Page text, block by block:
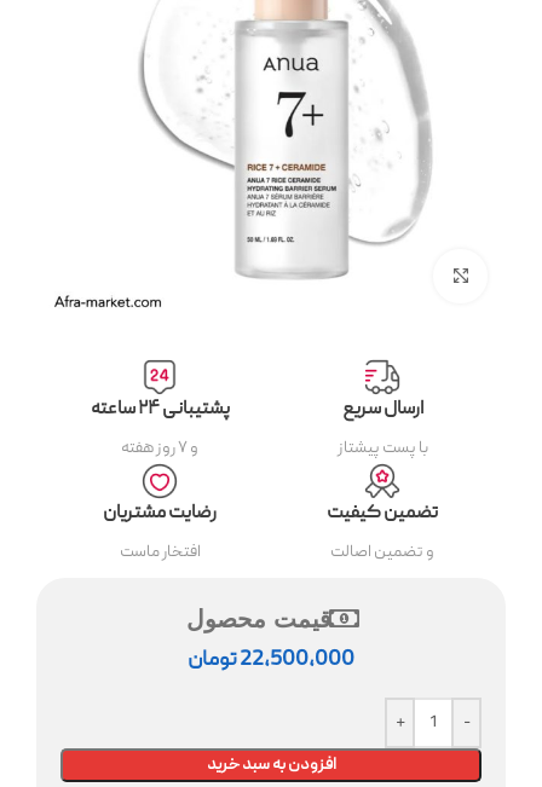
بزرگنمایی تصویر
ارسال سریع
با پست پیشتاز
پشتیبانی ۲۴ ساعته
و ۷ روز هفته
تضمین کیفیت
و تضمین اصالت
رضایت مشتریان
افتخار ماست
قیمت محصول
22,500,000تومان
افزودن به سبد خرید